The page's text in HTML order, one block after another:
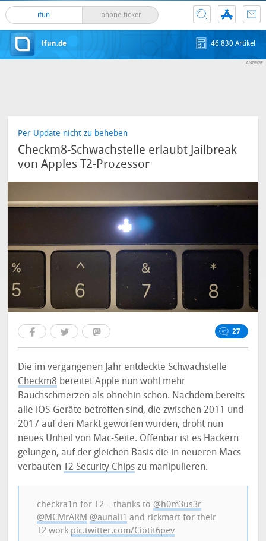
ifun iphone-ticker
ifun.de 46 830 Artikel
Per Update nicht zu beheben
Checkm8-Schwachstelle erlaubt Jailbreak
von Apples T2-Prozessor
27
Die im vergangenen Jahr entdeckte Schwachstelle
Checkm8 bereitet Apple nun wohl mehr
Bauchschmerzen als ohnehin schon. Nachdem bereits
alle iOS-Geräte betroffen sind, die zwischen 2011 und
2017 auf den Markt geworfen wurden, droht nun
neues Unheil von Mac-Seite. Offenbar ist es Hackern
gelungen, auf der gleichen Basis die in neueren Macs
verbautenT2 Security Chips zu manipulieren.
checkra1n for T2 – thanks to @h0m3us3r
@MCMrARM @aunali1 and rickmart for their
T2 work pic.twitter.com/Ciotit6pev